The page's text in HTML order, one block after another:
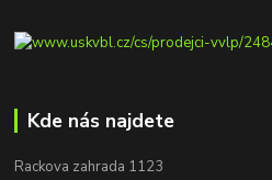
Kde nás najdete
Rackova zahrada 1123